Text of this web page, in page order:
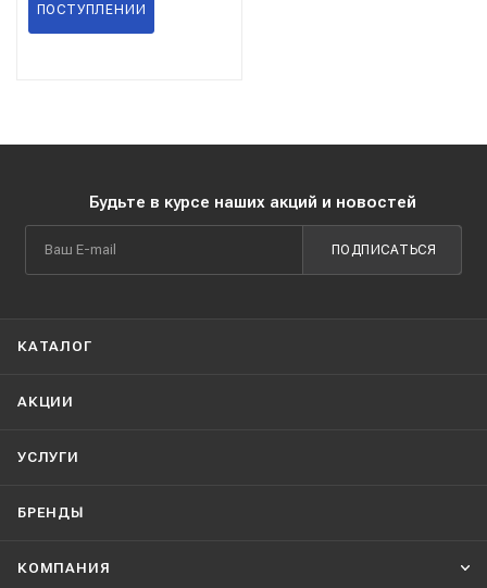
ПОСТУПЛЕНИИ
Будьте в курсе наших акций и новостей
ПОДПИСАТЬСЯ
КАТАЛОГ
АКЦИИ
УСЛУГИ
БРЕНДЫ
КОМПАНИЯ